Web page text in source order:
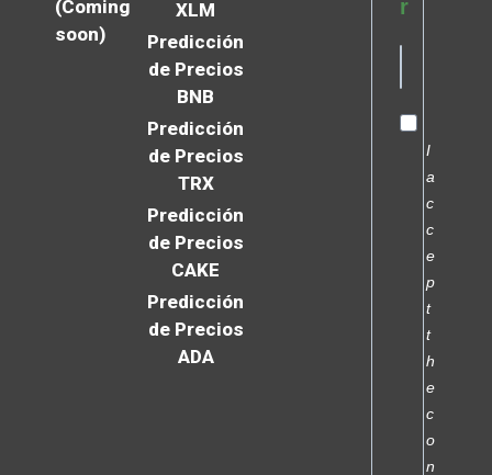
(Coming
soon)
XLM
Predicción
de Precios
BNB
Predicción
de Precios
TRX
Predicción
de Precios
CAKE
Predicción
de Precios
ADA
r
I
a
c
c
e
p
t
t
h
e
c
o
n